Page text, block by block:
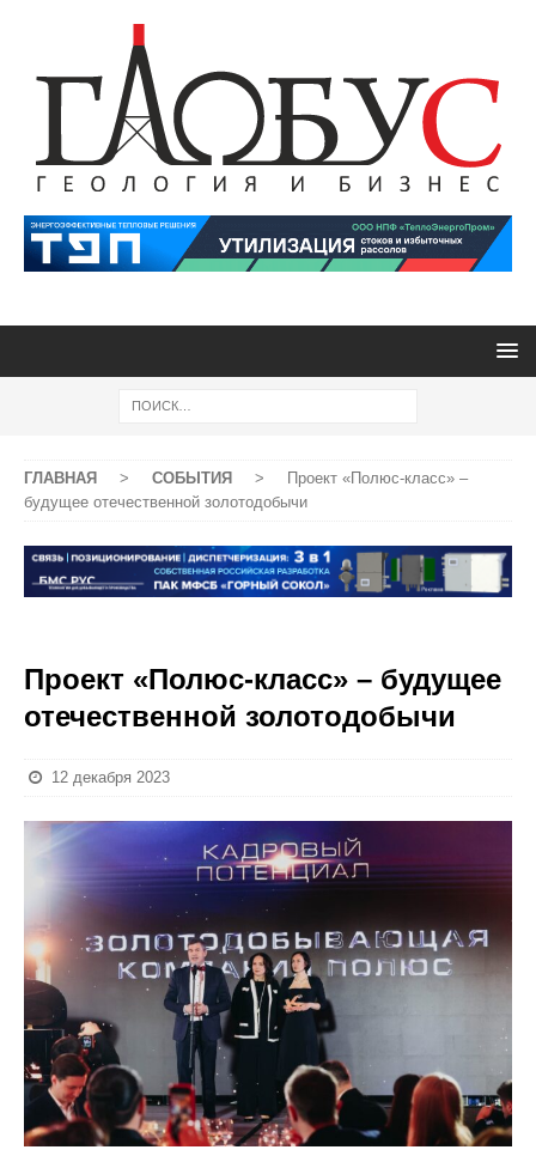
ГЛАВНАЯ > СОБЫТИЯ >
Проект «Полюс-класс» –
будущее отечественной золотодобычи
Проект «Полюс-класс» – будущее
отечественной золотодобычи
12 декабря 2023